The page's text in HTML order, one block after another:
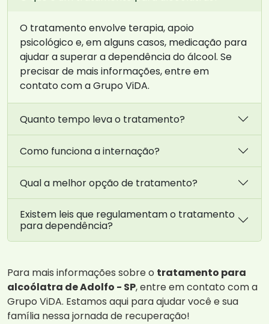
O tratamento envolve terapia, apoio
psicológico e, em alguns casos, medicação para
ajudar a superar a dependência do álcool. Se
precisar de mais informações, entre em
contato com a Grupo ViDA.
Quanto tempo leva o tratamento?
Como funciona a internação?
Qual a melhor opção de tratamento?
Existem leis que regulamentam o tratamento
para dependência?
Para mais informações sobre o tratamento para
alcoólatra de Adolfo - SP, entre em contato com a
Grupo ViDA. Estamos aqui para ajudar você e sua
família nessa jornada de recuperação!